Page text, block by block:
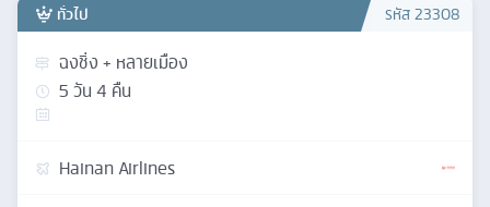
ทั่วไป รหัส23308
ฉงชิ่ง + หลายเมือง
5วัน4 คืน
Hainan Airlines